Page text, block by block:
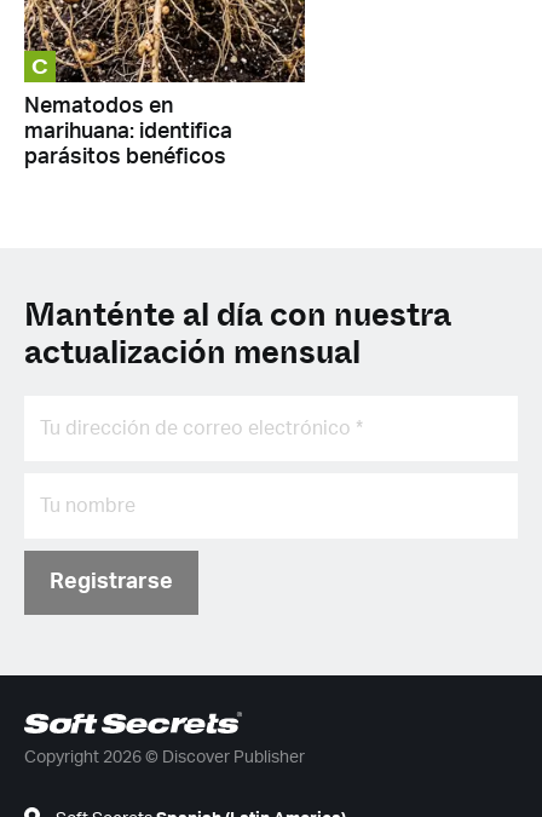
C
Nematodos en
marihuana: identifica
parásitos benéficos
Manténte al día con nuestra
actualización mensual
Registrarse
Copyright 2026 © Discover Publisher